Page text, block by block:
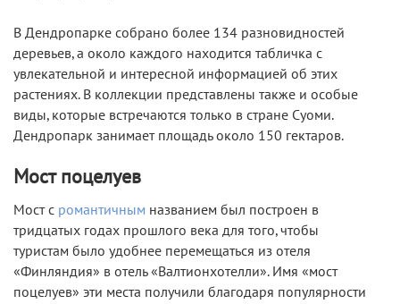
В Дендропарке собрано более 134 разновидностей
деревьев, а около каждого находится табличка с
увлекательной и интересной информацией об этих
растениях. В коллекции представлены также и особые
виды, которые встречаются только в стране Суоми.
Дендропарк занимает площадь около 150 гектаров.
Мост поцелуев
Мост с романтичным названием был построен в
тридцатых годах прошлого века для того, чтобы
туристам было удобнее перемещаться из отеля
«Финляндия» в отель «Валтионхотелли». Имя «мост
поцелуев» эти места получили благодаря популярности